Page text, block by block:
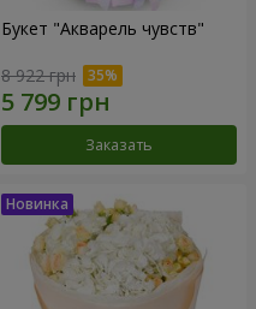
Букет "Акварель чувств"
8 922 грн
Заказать